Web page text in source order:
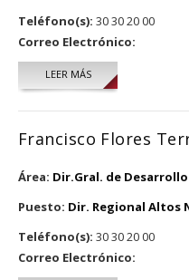
Teléfono(s): 30 30 20 00
Correo Electrónico:
LEER MÁSSOBRE JOSÉ
Francisco Flores
Área: Dir.Gral. de
Puesto: Dir. Regional Altos
Teléfono(s): 30 30 20 00
Correo Electrónico: